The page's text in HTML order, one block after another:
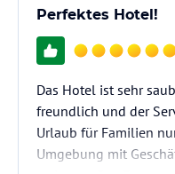
Perfektes Hotel!
Das Hotel ist sehr
freundlich und der
Urlaub für Familien
Umgebung mit